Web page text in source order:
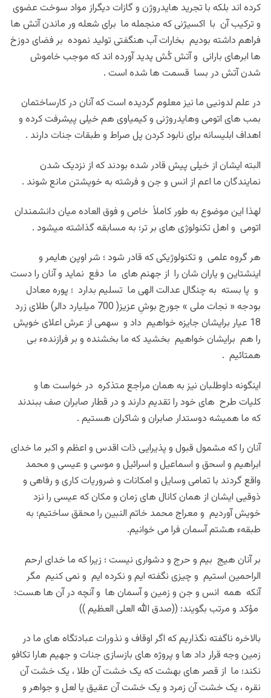
کرده اند بلکه با تجرید هایدروژن و گازات دیگراز مواد سوخت عضوی
و ترکیب آن با اکسیژنی که منجمله ما برای شعله ور ماندن آتش ها
فراهم داشته بودیم بخارات آب هنگفتی تولید نموده بر فضای دوزخ
ها ابرهای بارانی و آتش کُش پدید آورده اند که موجب خاموش
شدن آتش در بسا قسمت ها شده است .
در علم لدونیی ما نیز معلوم گردیده است که آنان در کارساختمان
بمب های اتومی وهایدروژنی و کیمیاوی هم خیلی پیشرفت کرده و
اهداف ابلیسانه برای نابود کردن پل صراط و طبقات جنات دارند .
البته ایشان از خیلی پیش قادر شده بودند که از نزدیک شدن
نمایندگان ما اعم از انس و جن و فرشته به خویشتن مانع شوند .
لهذا این موضوع به طور کاملاً خاص و فوق العاده میان دانشمندان
اتومی و اهل تکنولوژی های بر تر؛ به مسابقه گذاشته میشود .
هر گروه علمی و تکنولوژیکی که قادر شود ؛ شر اوپن هایمر و
اینشتاین و یاران شان را از جهنم های ما دفع نماید و آنان را دست
و پا بسته به چنگال عدالت الهی ما تسلیم بدارد ؛ پوره معادل
بودجه « نجات ملی » جورج بوشِ عزیز( 700 میلیارد دالر) طلای زرد
18 عیار برایشان جایزه خواهیم داد و سهمی از عرش اعلای خویش
را هم برایشان خواهیم بخشید که ما بخشنده و بر فرازندهء بی
همتائیم .
اینگونه داوطلبان نیز به همان مراجع متذکره در خواست ها و
کلیات طرح های خود را تقدیم دارند و در قطار صابران صف ببندند
که ما همیشه دوستدار صابران و شاکران هستیم .
آنان را که مشمول قبول و پذیرایی ذات اقدس و اعظم و اکبر ما خدای
ابراهیم و اسحق و اسماعیل و اسرائیل و موسی و عیسی و محمد
واقع گردند با تمامی وسایل و امکانات و ضروریات کاری و رفاهی و
ذوقیی ایشان از همان کانال های زمان و مکان که عیسی را نزد
خویش آوردیم و معراج محمد خاتم النبین را محقق ساختیم؛ به
طبقهء هشتم آسمان فرا می خوانیم.
بر آنان هیج بیم و حرج و دشواری نیست ؛ زیرا که ما خدای ارحم
الراحمین استیم و چیزی نگفته ایم و نکرده ایم و نمی کنیم مگر
آنکه همه انس و جن و زمین و آسمان ها و آنچه در آن ها هست؛
مؤکد و مرتب بگویند: ((صدق الله العلی العظیم ))
بالاخره ناگفته نگذاریم که اگر اوقاف و نذورات عبادتگاه های ما در
زمین وجه قرار داد ها و پروژه های بازسازی جنات و جهیم هارا تکافو
نکند؛ ما از قصر های بهشت که یک خشت آن طلا ، یک خشت آن
نقره ، یک خشت آن زمرد و یک خشت آن عقیق یا لعل و جواهر و